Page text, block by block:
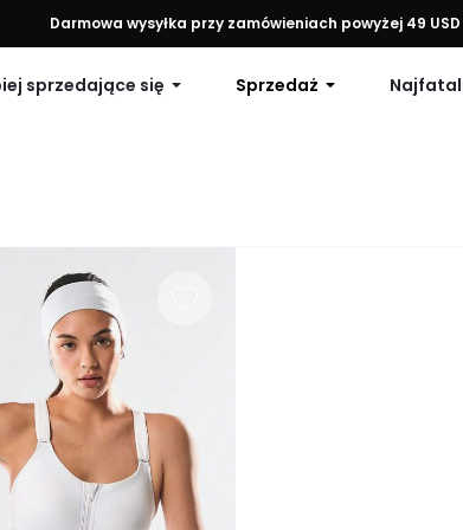
12% zniżki na zamówienia powyżej 79 USD lub 15%
Darmowa wysyłka przy zamówieniach powyżej 49 USD
sprzedające się Sprzedaż